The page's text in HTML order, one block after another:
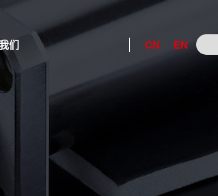
们 CN EN